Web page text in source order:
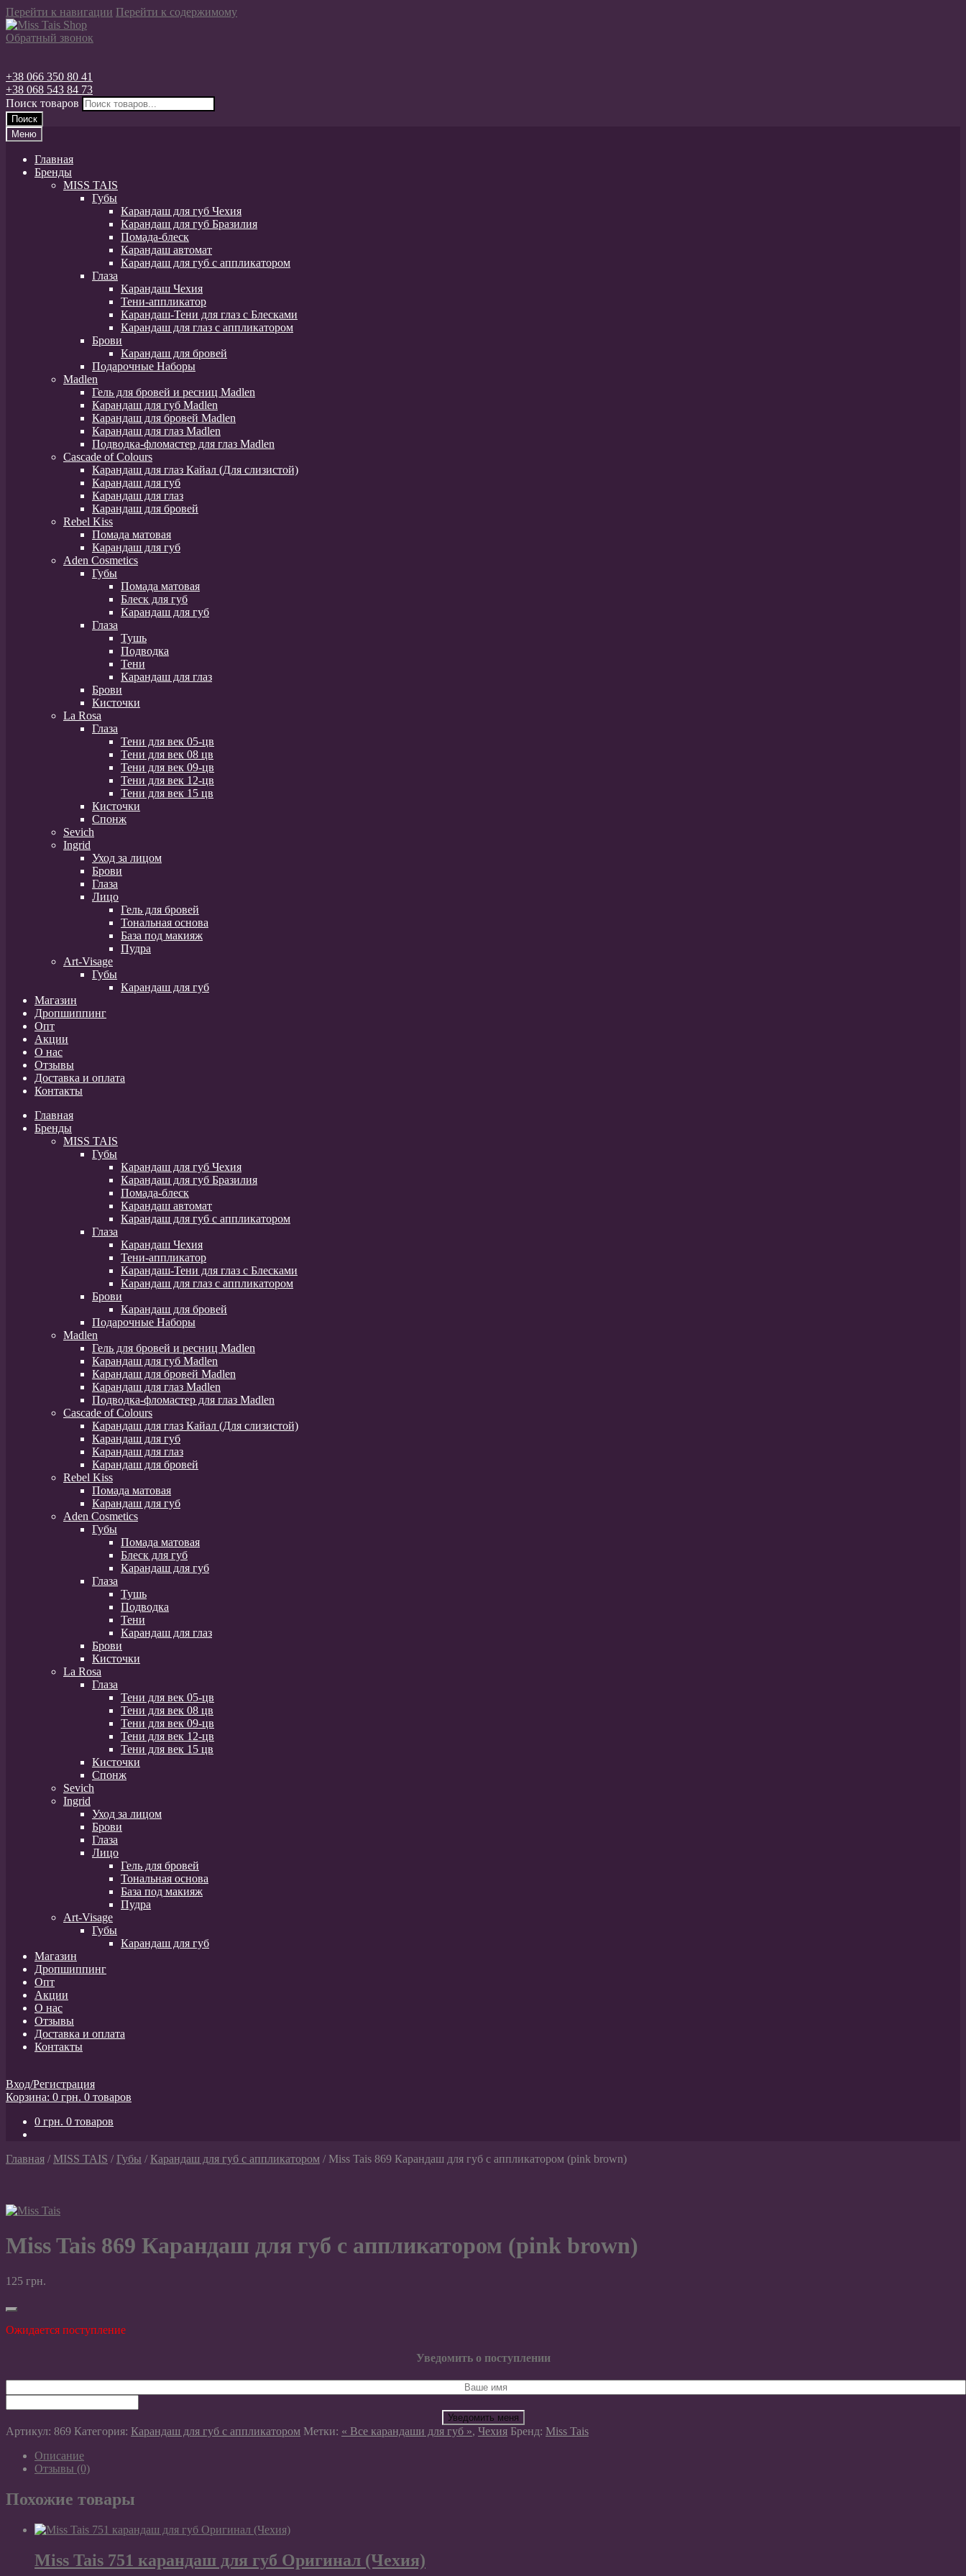
Перейти к навигации Перейти к содержимому
Обратный звонок
+38 066 350 80 41
+38 068 543 84 73
Поиск товаров
Поиск
Меню
Главная
Бренды
MISS TAIS
Губы
Карандаш для губ Чехия
Карандаш для губ Бразилия
Помада-блеск
Карандаш автомат
Карандаш для губ с аппликатором
Глаза
Карандаш Чехия
Тени-аппликатор
Карандаш-Тени для глаз с Блесками
Карандаш для глаз с аппликатором
Брови
Карандаш для бровей
Подарочные Наборы
Madlen
Гель для бровей и ресниц Madlen
Карандаш для губ Madlen
Карандаш для бровей Madlen
Карандаш для глаз Madlen
Подводка-фломастер для глаз Madlen
Cascade of Colours
Карандаш для глаз Кайал (Для слизистой)
Карандаш для губ
Карандаш для глаз
Карандаш для бровей
Rebel Kiss
Помада матовая
Карандаш для губ
Aden Cosmetics
Губы
Помада матовая
Блеск для губ
Карандаш для губ
Глаза
Тушь
Подводка
Тени
Карандаш для глаз
Брови
Кисточки
La Rosa
Глаза
Тени для век 05-цв
Тени для век 08 цв
Тени для век 09-цв
Тени для век 12-цв
Тени для век 15 цв
Кисточки
Спонж
Sevich
Ingrid
Уход за лицом
Брови
Глаза
Лицо
Гель для бровей
Тональная основа
База под макияж
Пудра
Art-Visage
Губы
Карандаш для губ
Магазин
Дропшиппинг
Опт
Акции
О нас
Отзывы
Доставка и оплата
Контакты
Главная
Бренды
MISS TAIS
Губы
Карандаш для губ Чехия
Карандаш для губ Бразилия
Помада-блеск
Карандаш автомат
Карандаш для губ с аппликатором
Глаза
Карандаш Чехия
Тени-аппликатор
Карандаш-Тени для глаз с Блесками
Карандаш для глаз с аппликатором
Брови
Карандаш для бровей
Подарочные Наборы
Madlen
Гель для бровей и ресниц Madlen
Карандаш для губ Madlen
Карандаш для бровей Madlen
Карандаш для глаз Madlen
Подводка-фломастер для глаз Madlen
Cascade of Colours
Карандаш для глаз Кайал (Для слизистой)
Карандаш для губ
Карандаш для глаз
Карандаш для бровей
Rebel Kiss
Помада матовая
Карандаш для губ
Aden Cosmetics
Губы
Помада матовая
Блеск для губ
Карандаш для губ
Глаза
Тушь
Подводка
Тени
Карандаш для глаз
Брови
Кисточки
La Rosa
Глаза
Тени для век 05-цв
Тени для век 08 цв
Тени для век 09-цв
Тени для век 12-цв
Тени для век 15 цв
Кисточки
Спонж
Sevich
Ingrid
Уход за лицом
Брови
Глаза
Лицо
Гель для бровей
Тональная основа
База под макияж
Пудра
Art-Visage
Губы
Карандаш для губ
Магазин
Дропшиппинг
Опт
Акции
О нас
Отзывы
Доставка и оплата
Контакты
Вход/Регистрация
Корзина: 0 грн. 0 товаров
0 грн. 0 товаров
Главная /MISS TAIS /Губы /Карандаш для губ с аппликатором /Miss Tais 869 Карандаш для губ с аппликатором (pink brown)
Miss Tais 869 Карандаш для губ с аппликатором (pink brown)
125 грн.
Ожидается поступление
Уведомить о поступлении
Уведомить меня
Артикул: 869 Категория: Карандаш для губ с аппликатором Метки: « Все карандаши для губ », Чехия Бренд: Miss Tais
Описание
Отзывы (0)
Похожие товары
Miss Tais 751 карандаш для губ Оригинал (Чехия)